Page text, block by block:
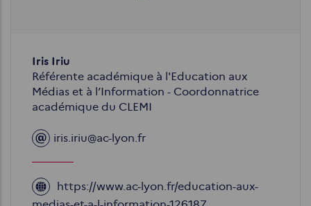
Iris Iriu
Référente académique à l'Education aux
Médias et à l’Information - Coordonnatrice
académique du CLEMI
iris.iriu@ac-lyon.fr
Site
https://www.ac-lyon.fr/education-aux-